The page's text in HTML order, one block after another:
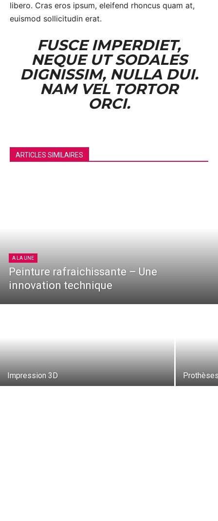
libero. Cras eros ipsum, eleifend rhoncus quam at,
euismod sollicitudin erat.
FUSCE IMPERDIET,
NEQUE UT SODALES
DIGNISSIM, NULLA DUI.
NAM VEL TORTOR
ORCI.
ARTICLES SIMILAIRES
A LA UNE
Peinture rafraichissante – Une
innovation technique
Impression 3D